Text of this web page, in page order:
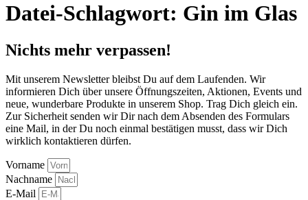
Datei-Schlagwort: Gin im Glas
Nichts mehr verpassen!
Mit unserem Newsletter bleibst Du auf dem Laufenden. Wir
informieren Dich über unsere Öffnungszeiten, Aktionen, Events und
neue, wunderbare Produkte in unserem Shop. Trag Dich gleich ein.
Zur Sicherheit senden wir Dir nach dem Absenden des Formulars
eine Mail, in der Du noch einmal bestätigen musst, dass wir Dich
wirklich kontaktieren dürfen.
Vorname
Nachname
E-Mail